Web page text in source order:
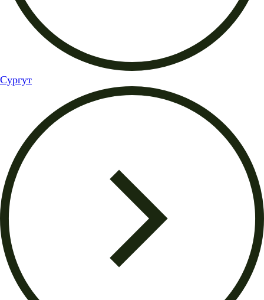
Сургут